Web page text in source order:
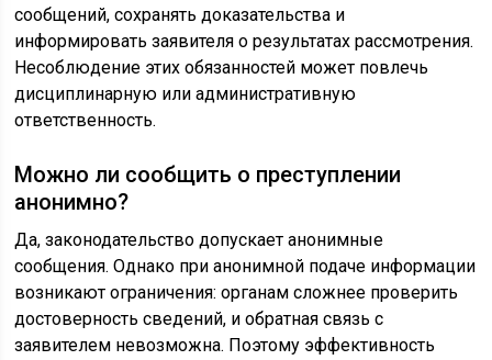
сообщений, сохранять доказательства и
информировать заявителя о результатах рассмотрения.
Несоблюдение этих обязанностей может повлечь
дисциплинарную или административную
ответственность.
Можно ли сообщить о преступлении
анонимно?
Да, законодательство допускает анонимные
сообщения. Однако при анонимной подаче информации
возникают ограничения: органам сложнее проверить
достоверность сведений, и обратная связь с
заявителем невозможна. Поэтому эффективность